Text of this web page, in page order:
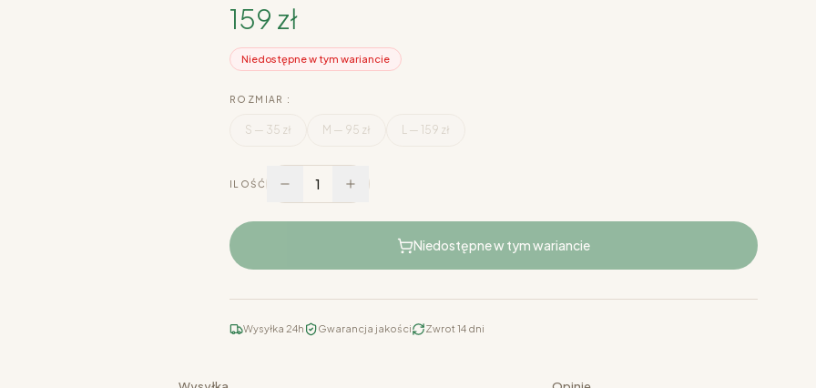
159 zł
Niedostępne w tym wariancie
ROZMIAR :
S — 35 zł M — 95 zł L — 159 zł
ILOŚĆ 1
Niedostępne w tym wariancie
Wysyłka 24h Gwarancja jakości Zwrot 14 dni